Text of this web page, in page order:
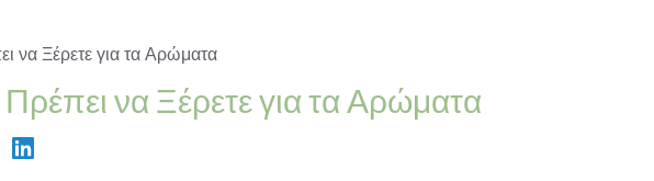
να Ξέρετε για τα Αρώματα